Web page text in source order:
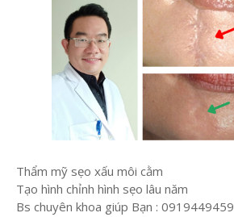
Thẩm mỹ sẹo xấu môi cằm
Tạo hình chỉnh hình sẹo lâu năm
Bs chuyên khoa giúp Bạn : 0919449459